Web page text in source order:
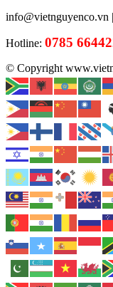
info@vietnguyenco.vn |
Hotline: 0785
© Copyright